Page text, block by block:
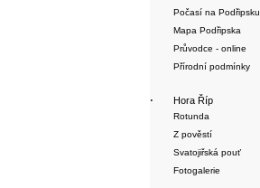
Počasí na Podřipsku
Mapa Podřipska
Průvodce - online
Přírodní podmínky
· Hora Říp
Rotunda
Z pověstí
Svatojiřská pouť
Fotogalerie